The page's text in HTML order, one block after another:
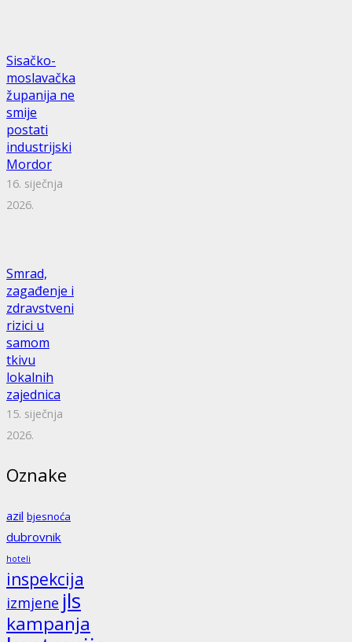
Sisačko-
moslavačka
županija ne
smije
postati
industrijski
Mordor
16. siječnja
2026.
Smrad,
zagađenje i
zdravstveni
rizici u
samom
tkivu
lokalnih
zajednica
15. siječnja
2026.
Oznake
azil bjesnoća
dubrovnik
hoteli
inspekcija
izmjene jls
kampanja